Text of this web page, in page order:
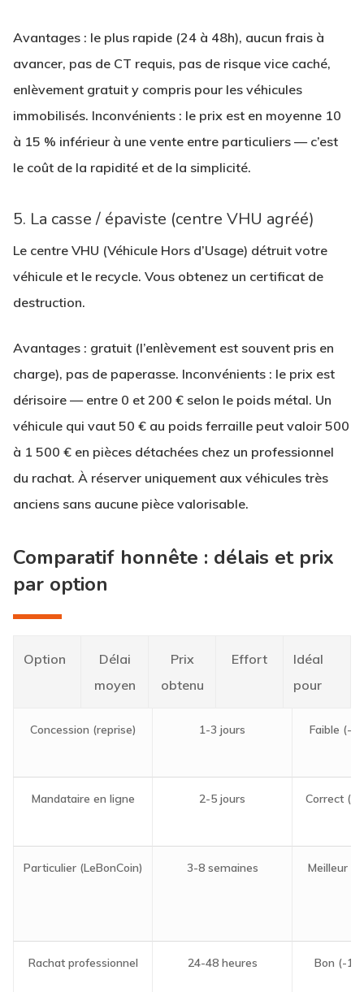
Avantages : le plus rapide (24 à 48h), aucun frais à
avancer, pas de CT requis, pas de risque vice caché,
enlèvement gratuit y compris pour les véhicules
immobilisés. Inconvénients : le prix est en moyenne 10
à 15 % inférieur à une vente entre particuliers — c’est
le coût de la rapidité et de la simplicité.
5. La casse / épaviste (centre VHU agréé)
Le centre VHU (Véhicule Hors d’Usage) détruit votre
véhicule et le recycle. Vous obtenez un certificat de
destruction.
Avantages : gratuit (l’enlèvement est souvent pris en
charge), pas de paperasse. Inconvénients : le prix est
dérisoire — entre 0 et 200 € selon le poids métal. Un
véhicule qui vaut 50 € au poids ferraille peut valoir 500
à 1 500 € en pièces détachées chez un professionnel
du rachat. À réserver uniquement aux véhicules très
anciens sans aucune pièce valorisable.
Comparatif honnête : délais et prix
par option
Option
Délai
moyen
Prix
obtenu
Effort
Idéal
pour
Concession (reprise) 1-3 jours Faible (-
Mandataire en ligne 2-5 jours Correct (-
Particulier (LeBonCoin) 3-8 semaines Meilleur
Rachat professionnel 24-48 heures Bon (-10